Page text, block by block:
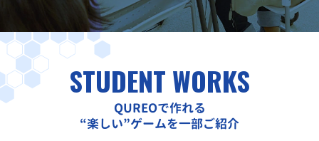
STUDENT WORKS
QUREOで作れる
“楽しい”ゲームを一部ご紹介